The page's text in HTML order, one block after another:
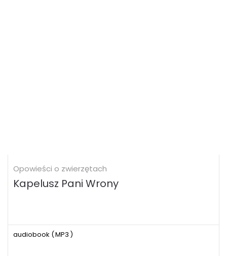
Opowieści o zwierzętach
Kapelusz Pani Wrony
audiobook (MP3 )